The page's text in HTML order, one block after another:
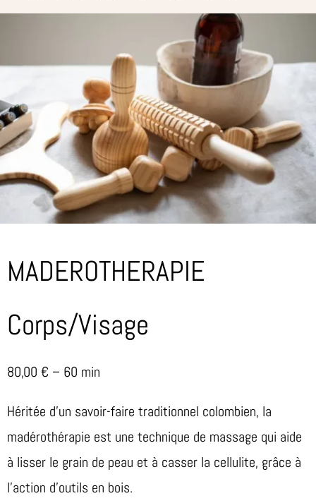
MADEROTHERAPIE
Corps/Visage
80,00 € – 60 min
Héritée d’un savoir-faire traditionnel colombien, la
madérothérapie est une technique de massage qui aide
à lisser le grain de peau et à casser la cellulite, grâce à
l’action d’outils en bois.